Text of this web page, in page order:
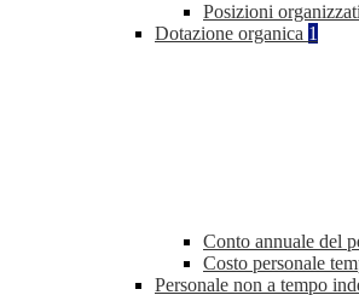
Posizioni
Dotazione organica 1
Conto annuale del
Costo personale
Personale non a tempo